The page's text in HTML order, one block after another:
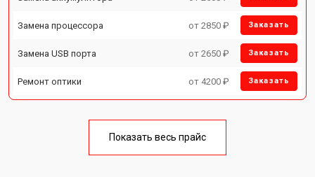
Замена процессора от 2850 ₽ Заказать
Замена USB порта от 2650 ₽ Заказать
Ремонт оптики от 4200 ₽ Заказать
Показать весь прайс